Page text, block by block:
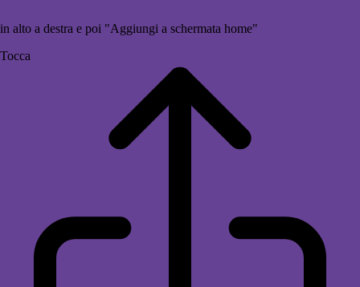
in alto a destra e poi "Aggiungi a schermata home"
Tocca